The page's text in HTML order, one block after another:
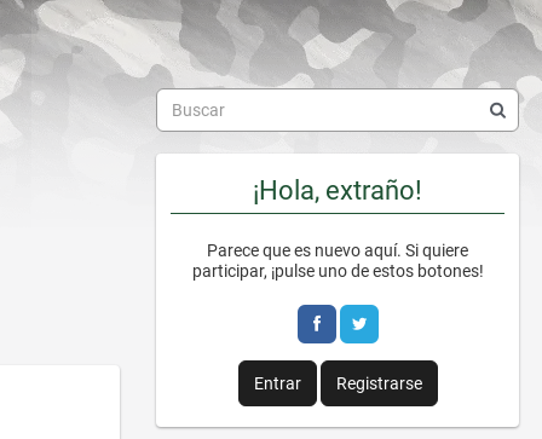
¡Hola, extraño!
Parece que es nuevo aquí. Si quiere
participar, ¡pulse uno de estos botones!
Entrar Registrarse